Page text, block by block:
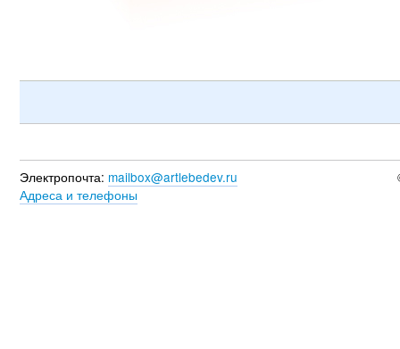
Электропочта: mailbox@artlebedev.ru
Адреса и телефоны